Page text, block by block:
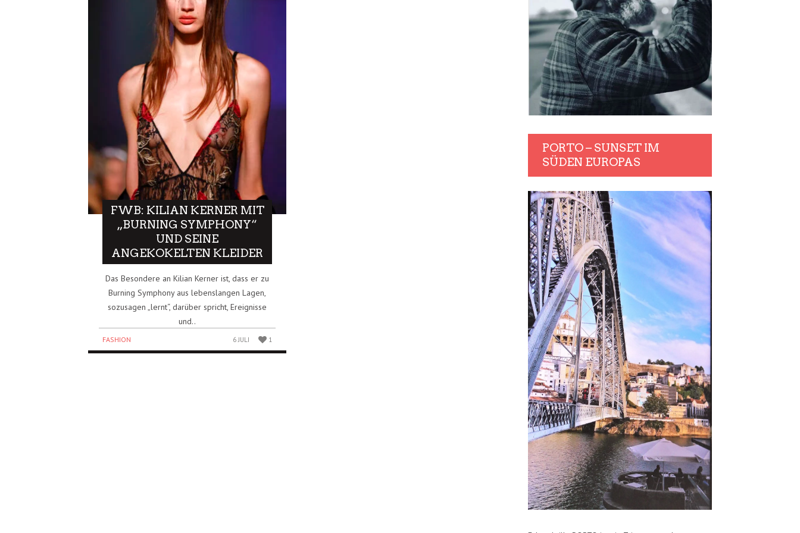
FWB: KILIAN KERNER MIT
„BURNING SYMPHONY“
UND SEINE
ANGEKOKELTEN KLEIDER
Das Besondere an Kilian Kerner ist, dass er zu
Burning Symphony aus lebenslangen Lagen,
sozusagen „lernt“, darüber spricht, Ereignisse
und..
FASHION 6 JULI 1
PORTO – SUNSET IM
SÜDEN EUROPAS